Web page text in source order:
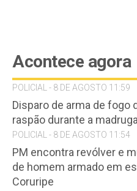
Acontece agora
POLICIAL - 8 DE AGOSTO 11:59
Disparo de arma de fogo
raspão durante a
POLICIAL - 8 DE AGOSTO 11:54
PM encontra revólver e
de homem armado em
Coruripe